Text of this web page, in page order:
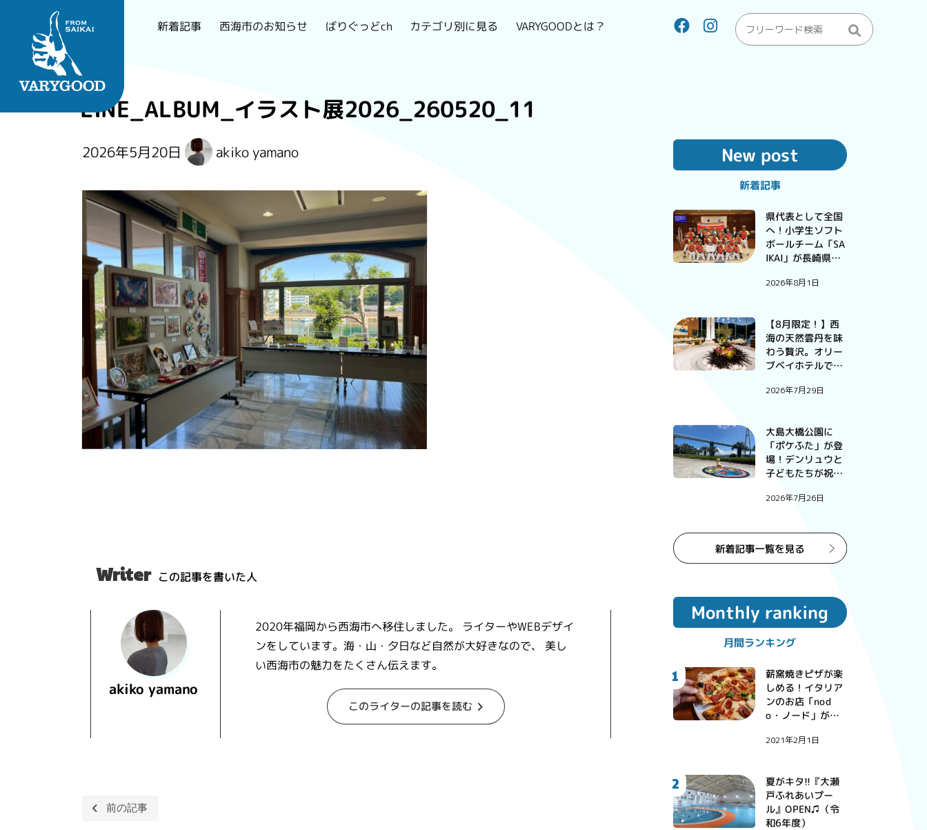
新着記事 西海市のお知らせ ばりぐっどch カテゴリ別に見る VARYGOODとは？
LINE_ALBUM_イラスト展2026_260520_11
2026年5月20日 akiko yamano
Writer この記事を書いた人
akiko yamano
2020年福岡から西海市へ移住しました。 ライターやWEBデザイ
ンをしています。海・山・夕日など自然が大好きなので、 美し
い西海市の魅力をたくさん伝えます。
このライターの記事を読む
投
前の記事
New post
新着記事
県代表として全国
へ！小学生ソフト
ボールチーム「SA
IKAI」が長崎県予
2026年8月1日
【8月限定！】西
海の天然雲丹を味
わう贅沢。オリー
ブベイホテルで過
の特別な一夜。
2026年7月29日
大島大橋公園に
「ポケふた」が登
場！デンリュウと
子どもたちが祝っ
2026年7月26日
Monthly ranking
月間ランキング
1
薪窯焼きピザが楽
しめる！イタリア
ンのお店「nod
o・ノード」が西
2021年2月1日
2 夏がキタ!!『大瀬
戸ふれあいプー
ル』OPEN♫（令
和6年度）